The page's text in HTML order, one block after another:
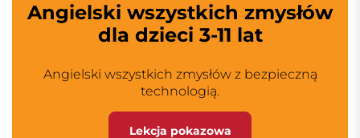
Angielski wszystkich zmysłów
dla dzieci 3-11 lat
Angielski wszystkich zmysłów z bezpieczną
technologią.
Lekcja pokazowa